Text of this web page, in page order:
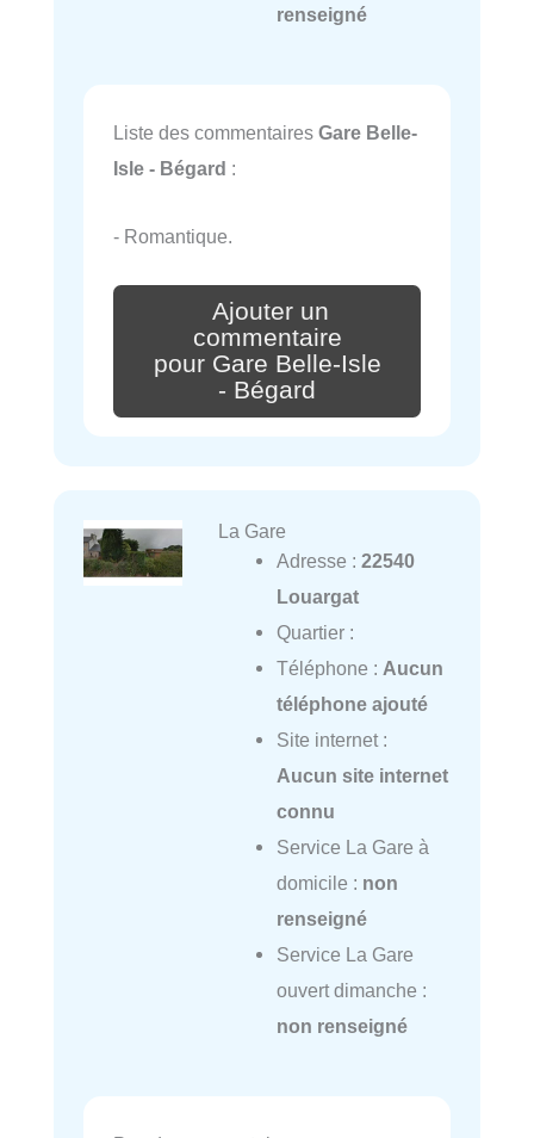
renseigné
Liste des commentaires Gare Belle-
Isle - Bégard :
- Romantique.
Ajouter un
commentaire
pour Gare Belle-Isle
- Bégard
La Gare
Adresse : 22540
Louargat
Quartier :
Téléphone : Aucun
téléphone ajouté
Site internet :
Aucun site internet
connu
Service La Gare à
domicile : non
renseigné
Service La Gare
ouvert dimanche :
non renseigné